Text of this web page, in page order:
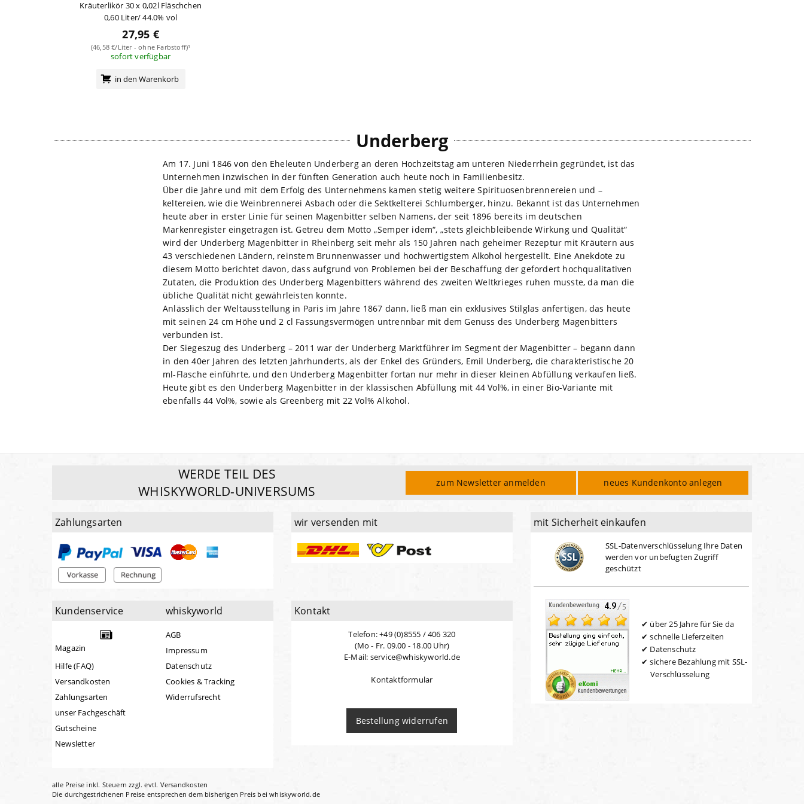
Kräuterlikör 30 x 0,02l Fläschchen
0,60 Liter/ 44.0% vol
27,95 €
(46,58 €/Liter - ohne Farbstoff)¹
sofort verfügbar
in den Warenkorb
Underberg
Am 17. Juni 1846 von den Eheleuten Underberg an deren Hochzeitstag am unteren Niederrhein gegründet, ist das
Unternehmen inzwischen in der fünften Generation auch heute noch in Familienbesitz.
Über die Jahre und mit dem Erfolg des Unternehmens kamen stetig weitere Spirituosenbrennereien und –
keltereien, wie die Weinbrennerei Asbach oder die Sektkelterei Schlumberger, hinzu. Bekannt ist das Unternehmen
heute aber in erster Linie für seinen Magenbitter selben Namens, der seit 1896 bereits im deutschen
Markenregister eingetragen ist. Getreu dem Motto „Semper idem“, „stets gleichbleibende Wirkung und Qualität“
wird der Underberg Magenbitter in Rheinberg seit mehr als 150 Jahren nach geheimer Rezeptur mit Kräutern aus
43 verschiedenen Ländern, reinstem Brunnenwasser und hochwertigstem Alkohol hergestellt. Eine Anekdote zu
diesem Motto berichtet davon, dass aufgrund von Problemen bei der Beschaffung der gefordert hochqualitativen
Zutaten, die Produktion des Underberg Magenbitters während des zweiten Weltkrieges ruhen musste, da man die
übliche Qualität nicht gewährleisten konnte.
Anlässlich der Weltausstellung in Paris im Jahre 1867 dann, ließ man ein exklusives Stilglas anfertigen, das heute
mit seinen 24 cm Höhe und 2 cl Fassungsvermögen untrennbar mit dem Genuss des Underberg Magenbitters
verbunden ist.
Der Siegeszug des Underberg – 2011 war der Underberg Marktführer im Segment der Magenbitter – begann dann
in den 40er Jahren des letzten Jahrhunderts, als der Enkel des Gründers, Emil Underberg, die charakteristische 20
ml-Flasche einführte, und den Underberg Magenbitter fortan nur mehr in dieser kleinen Abfüllung verkaufen ließ.
Heute gibt es den Underberg Magenbitter in der klassischen Abfüllung mit 44 Vol%, in einer Bio-Variante mit
ebenfalls 44 Vol%, sowie als Greenberg mit 22 Vol% Alkohol.
WERDE TEIL DES
WHISKYWORLD-UNIVERSUMS
zum Newsletter anmelden neues Kundenkonto anlegen
Zahlungsarten wir versenden mit
Kundenservice
Magazin
Hilfe (FAQ)
Versandkosten
Zahlungsarten
unser Fachgeschäft
Gutscheine
Newsletter
whiskyworld
AGB
Impressum
Datenschutz
Cookies & Tracking
Widerrufsrecht
Kontakt
Telefon: +49 (0)8555 / 406 320
(Mo - Fr. 09.00 - 18.00 Uhr)
E-Mail: service@whiskyworld.de
Kontaktformular
Bestellung widerrufen
mit Sicherheit einkaufen
SSL-Datenverschlüsselung Ihre Daten
werden vor unbefugten Zugriff
geschützt
über 25 Jahre für Sie da
schnelle Lieferzeiten
Datenschutz
sichere Bezahlung mit SSL-
Verschlüsselung
alle Preise inkl. Steuern zzgl. evtl. Versandkosten
Die durchgestrichenen Preise entsprechen dem bisherigen Preis bei whiskyworld.de